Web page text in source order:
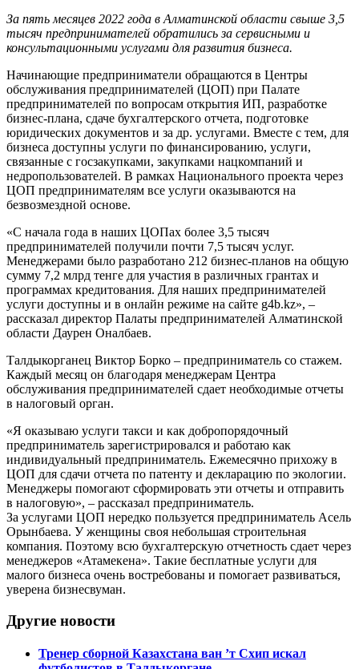
За пять месяцев 2022 года в Алматинской области свыше 3,5
тысяч предпринимателей обратились за сервисными и
консультационными услугами для развития бизнеса.
Начинающие предприниматели обращаются в Центры
обслуживания предпринимателей (ЦОП) при Палате
предпринимателей по вопросам открытия ИП, разработке
бизнес-плана, сдаче бухгалтерского отчета, подготовке
юридических документов и за др. услугами. Вместе с тем, для
бизнеса доступны услуги по финансированию, услуги,
связанные с госзакупками, закупками нацкомпаний и
недропользователей. В рамках Национального проекта через
ЦОП предпринимателям все услуги оказываются на
безвозмездной основе.
«С начала года в наших ЦОПах более 3,5 тысяч
предпринимателей получили почти 7,5 тысяч услуг.
Менеджерами было разработано 212 бизнес-планов на общую
сумму 7,2 млрд тенге для участия в различных грантах и
программах кредитования. Для наших предпринимателей
услуги доступны и в онлайн режиме на сайте g4b.kz», –
рассказал директор Палаты предпринимателей Алматинской
области Даурен Оналбаев.
Талдыкорганец Виктор Борко – предприниматель со стажем.
Каждый месяц он благодаря менеджерам Центра
обслуживания предпринимателей сдает необходимые отчеты
в налоговый орган.
«Я оказываю услуги такси и как добропорядочный
предприниматель зарегистрировался и работаю как
индивидуальный предприниматель. Ежемесячно прихожу в
ЦОП для сдачи отчета по патенту и декларацию по экологии.
Менеджеры помогают сформировать эти отчеты и отправить
в налоговую», – рассказал предприниматель.
За услугами ЦОП нередко пользуется предприниматель Асель
Орынбаева. У женщины своя небольшая строительная
компания. Поэтому всю бухгалтерскую отчетность сдает через
менеджеров «Атамекена». Такие бесплатные услуги для
малого бизнеса очень востребованы и помогает развиваться,
уверена бизнесвуман.
Другие новости
Тренер сборной Казахстана ван ’т Схип искал